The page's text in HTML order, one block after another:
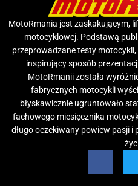
MotoRmania jest zaskakującym,
motocyklowej. Podstawą
przeprowadzane testy
inspirujący sposób
MotoRmanii została
fabrycznych motocykli
błyskawicznie ugruntowało
fachowego miesięcznika
długo oczekiwany powiew pasji